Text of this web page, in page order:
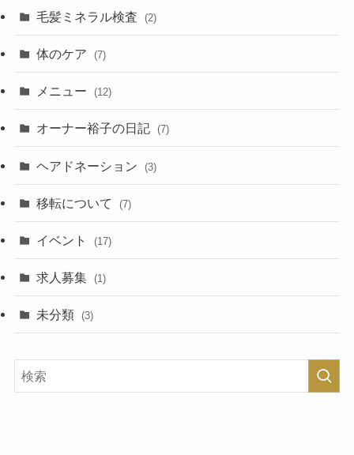
毛髪ミネラル検査 (2)
体のケア (7)
メニュー (12)
オーナー裕子の日記 (7)
ヘアドネーション (3)
移転について (7)
イベント (17)
求人募集 (1)
未分類 (3)